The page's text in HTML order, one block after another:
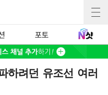
포토
하려던 유조선 여러